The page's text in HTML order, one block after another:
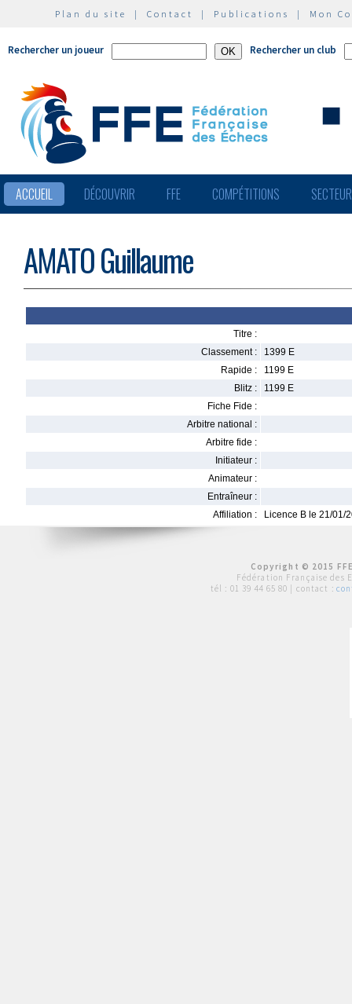
Plan du site | Contact | Publications | Mon
Rechercher un joueur Rechercher un club
ACCUEIL DÉCOUVRIR FFE COMPÉTITIONS
AMATO Guillaume
Titre :
Classement :
1399 E
Rapide :
1199 E
Blitz :
1199 E
Fiche Fide :
Arbitre national :
Arbitre fide :
Initiateur :
Animateur :
Entraîneur :
Affiliation :
Licence B le 21/01/
Copyright © 2015
Fédération Française des
tél : 01 39 44 65 80 | contact :